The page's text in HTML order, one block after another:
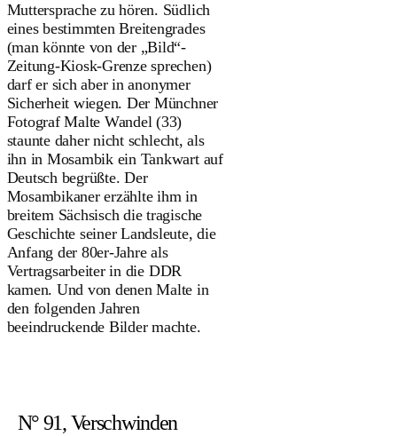
Muttersprache zu hören. Südlich
eines bestimmten Breitengrades
(man könnte von der „Bild“-
Zeitung-Kiosk-Grenze sprechen)
darf er sich aber in anonymer
Sicherheit wiegen. Der Münchner
Fotograf Malte Wandel (33)
staunte daher nicht schlecht, als
ihn in Mosambik ein Tankwart auf
Deutsch begrüßte. Der
Mosambikaner erzählte ihm in
breitem Sächsisch die tragische
Geschichte seiner Landsleute, die
Anfang der 80er-Jahre als
Vertragsarbeiter in die DDR
kamen. Und von denen Malte in
den folgenden Jahren
beeindruckende Bilder machte.
N° 91, Verschwinden